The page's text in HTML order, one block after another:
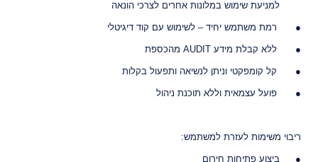
למניעת שימוש במלונות אחרים לצרכי הונאה
רמת משתמש יחיד – לשימוש עם קוד דיגיטלי
ללא קבלת מידע AUDIT מהכספת
קל קומפקטי וניתן לנשיאה ותפעול בקלות
פועל עצמאית וללא תוכנת ניהול
ריבוי משימות לעזרת למשתמש:
ביצוע פתיחות חירום